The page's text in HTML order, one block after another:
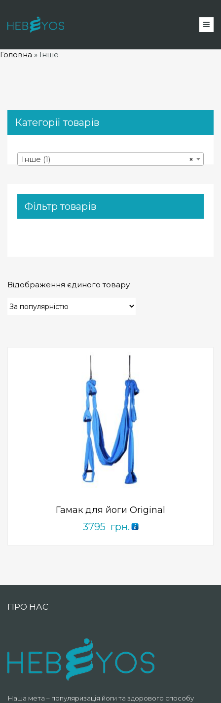
Головна » Інше
Категорії товарів
×
Інше (1)
Фільтр товарів
Відображення єдиного товару
Гамак для йоги Original
3795 грн.
ПРИДБАТИ
Add to Wishlist
ПРО НАС
Наша мета – популяризація йоги та здорового способу